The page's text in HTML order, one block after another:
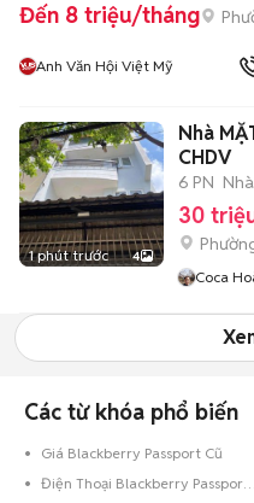
Đến 8 triệu/tháng
Anh Văn Hội Việt Mỹ
1 phút trước 4
Nhà
CHDV
6 PN
30
Coca
Các từ khóa phổ biến
Giá Blackberry Passport Cũ
Điện Thoại Blackberry Passport Trên 256GB Trắng